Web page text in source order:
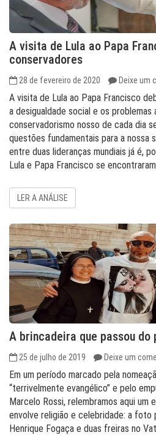
A visita de Lula ao Papa
conservadores
28 de fevereiro de 2020 Deixe um
A visita de Lula ao Papa Francisco
a desigualdade social e os problemas
conservadorismo nosso de cada dia
questões fundamentais para a nossa
entre duas lideranças mundiais já é,
Lula e Papa Francisco se
LER A ANÁLISE
A brincadeira que passou do
25 de julho de 2019 Deixe um
Em um período marcado pela
“terrivelmente evangélico” e pelo
Marcelo Rossi, relembramos aqui um
envolve religião e celebridade: a foto
Henrique Fogaça e duas freiras no